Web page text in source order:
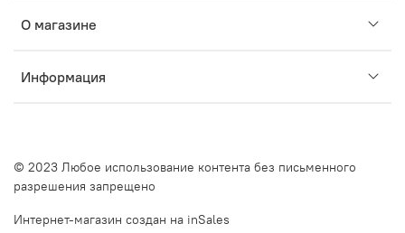
О магазине
Информация
© 2023 Любое использование контента без письменного
разрешения запрещено
Интернет-магазин создан на inSales